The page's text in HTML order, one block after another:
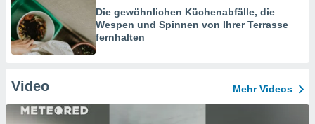
Die gewöhnlichen Küchenabfälle, die
Wespen und Spinnen von Ihrer Terrasse
fernhalten
Video Mehr Videos